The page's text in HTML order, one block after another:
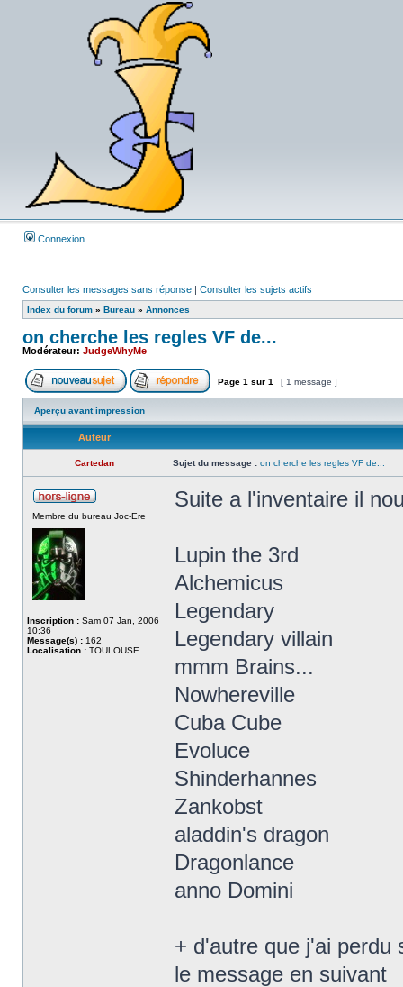
Connexion
Consulter les messages sans réponse | Consulter les sujets actifs
Index du forum » Bureau » Annonces
on cherche les regles VF de...
Modérateur: JudgeWhyMe
Page 1 sur 1 [ 1 message ]
Aperçu avant impression
Auteur
Cartedan Sujet du message : on cherche les regles VF de...
Membre du bureau Joc-Ere
Inscription : Sam 07 Jan, 2006
10:36
Message(s) : 162
Localisation : TOULOUSE
Suite a l'inventaire il
Lupin the 3rd
Alchemicus
Legendary
Legendary villain
mmm Brains...
Nowhereville
Cuba Cube
Evoluce
Shinderhannes
Zankobst
aladdin's dragon
Dragonlance
anno Domini
+ d'autre que j'ai perdu
le message en suivant